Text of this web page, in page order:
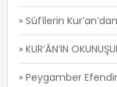
» KUR’ÂN’IN